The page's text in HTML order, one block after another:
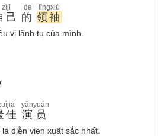
己
zìjǐ
的
de
领袖
lǐngxiù
vị lãnh tụ của mình.
佳 演员
yǎnyuán
diễn viên xuất sắc nhất.